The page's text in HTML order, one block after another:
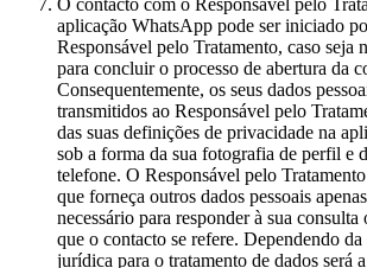
O contacto com o Responsável pelo
aplicação WhatsApp pode ser iniciado
Responsável pelo Tratamento, caso seja
para concluir o processo de abertura da
Consequentemente, os seus dados
transmitidos ao Responsável pelo
das suas definições de privacidade na
sob a forma da sua fotografia de perfil e
telefone. O Responsável pelo
que forneça outros dados pessoais
necessário para responder à sua consulta
que o contacto se refere. Dependendo da
jurídica para o tratamento de dados será